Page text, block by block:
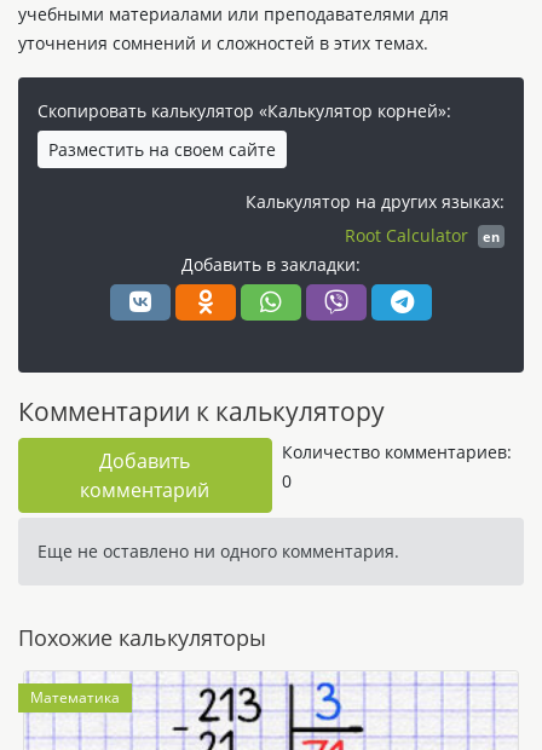
учебными материалами или преподавателями для
уточнения сомнений и сложностей в этих темах.
Скопировать калькулятор «Калькулятор корней»:
Разместить на своем сайте
Калькулятор на других языках:
Root Calculator
en
Добавить в закладки:
Комментарии к калькулятору
Добавить
комментарий
Количество комментариев:
0
Еще не оставлено ни одного комментария.
Похожие калькуляторы
Математика